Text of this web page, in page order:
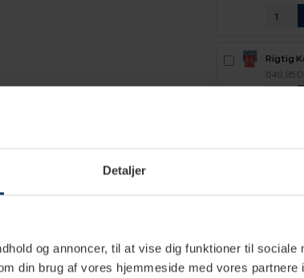
Detaljer
og annoncer, til at vise dig funktioner til sociale
din brug af vores hjemmeside med vores partnere
Rigtig
2,5kg
649,95